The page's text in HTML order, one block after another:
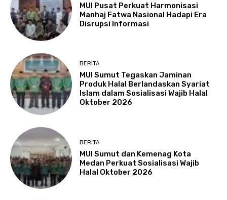
MUI Pusat Perkuat Harmonisasi
Manhaj Fatwa Nasional Hadapi Era
Disrupsi Informasi
BERITA
MUI Sumut Tegaskan Jaminan
Produk Halal Berlandaskan Syariat
Islam dalam Sosialisasi Wajib Halal
Oktober 2026
BERITA
MUI Sumut dan Kemenag Kota
Medan Perkuat Sosialisasi Wajib
Halal Oktober 2026